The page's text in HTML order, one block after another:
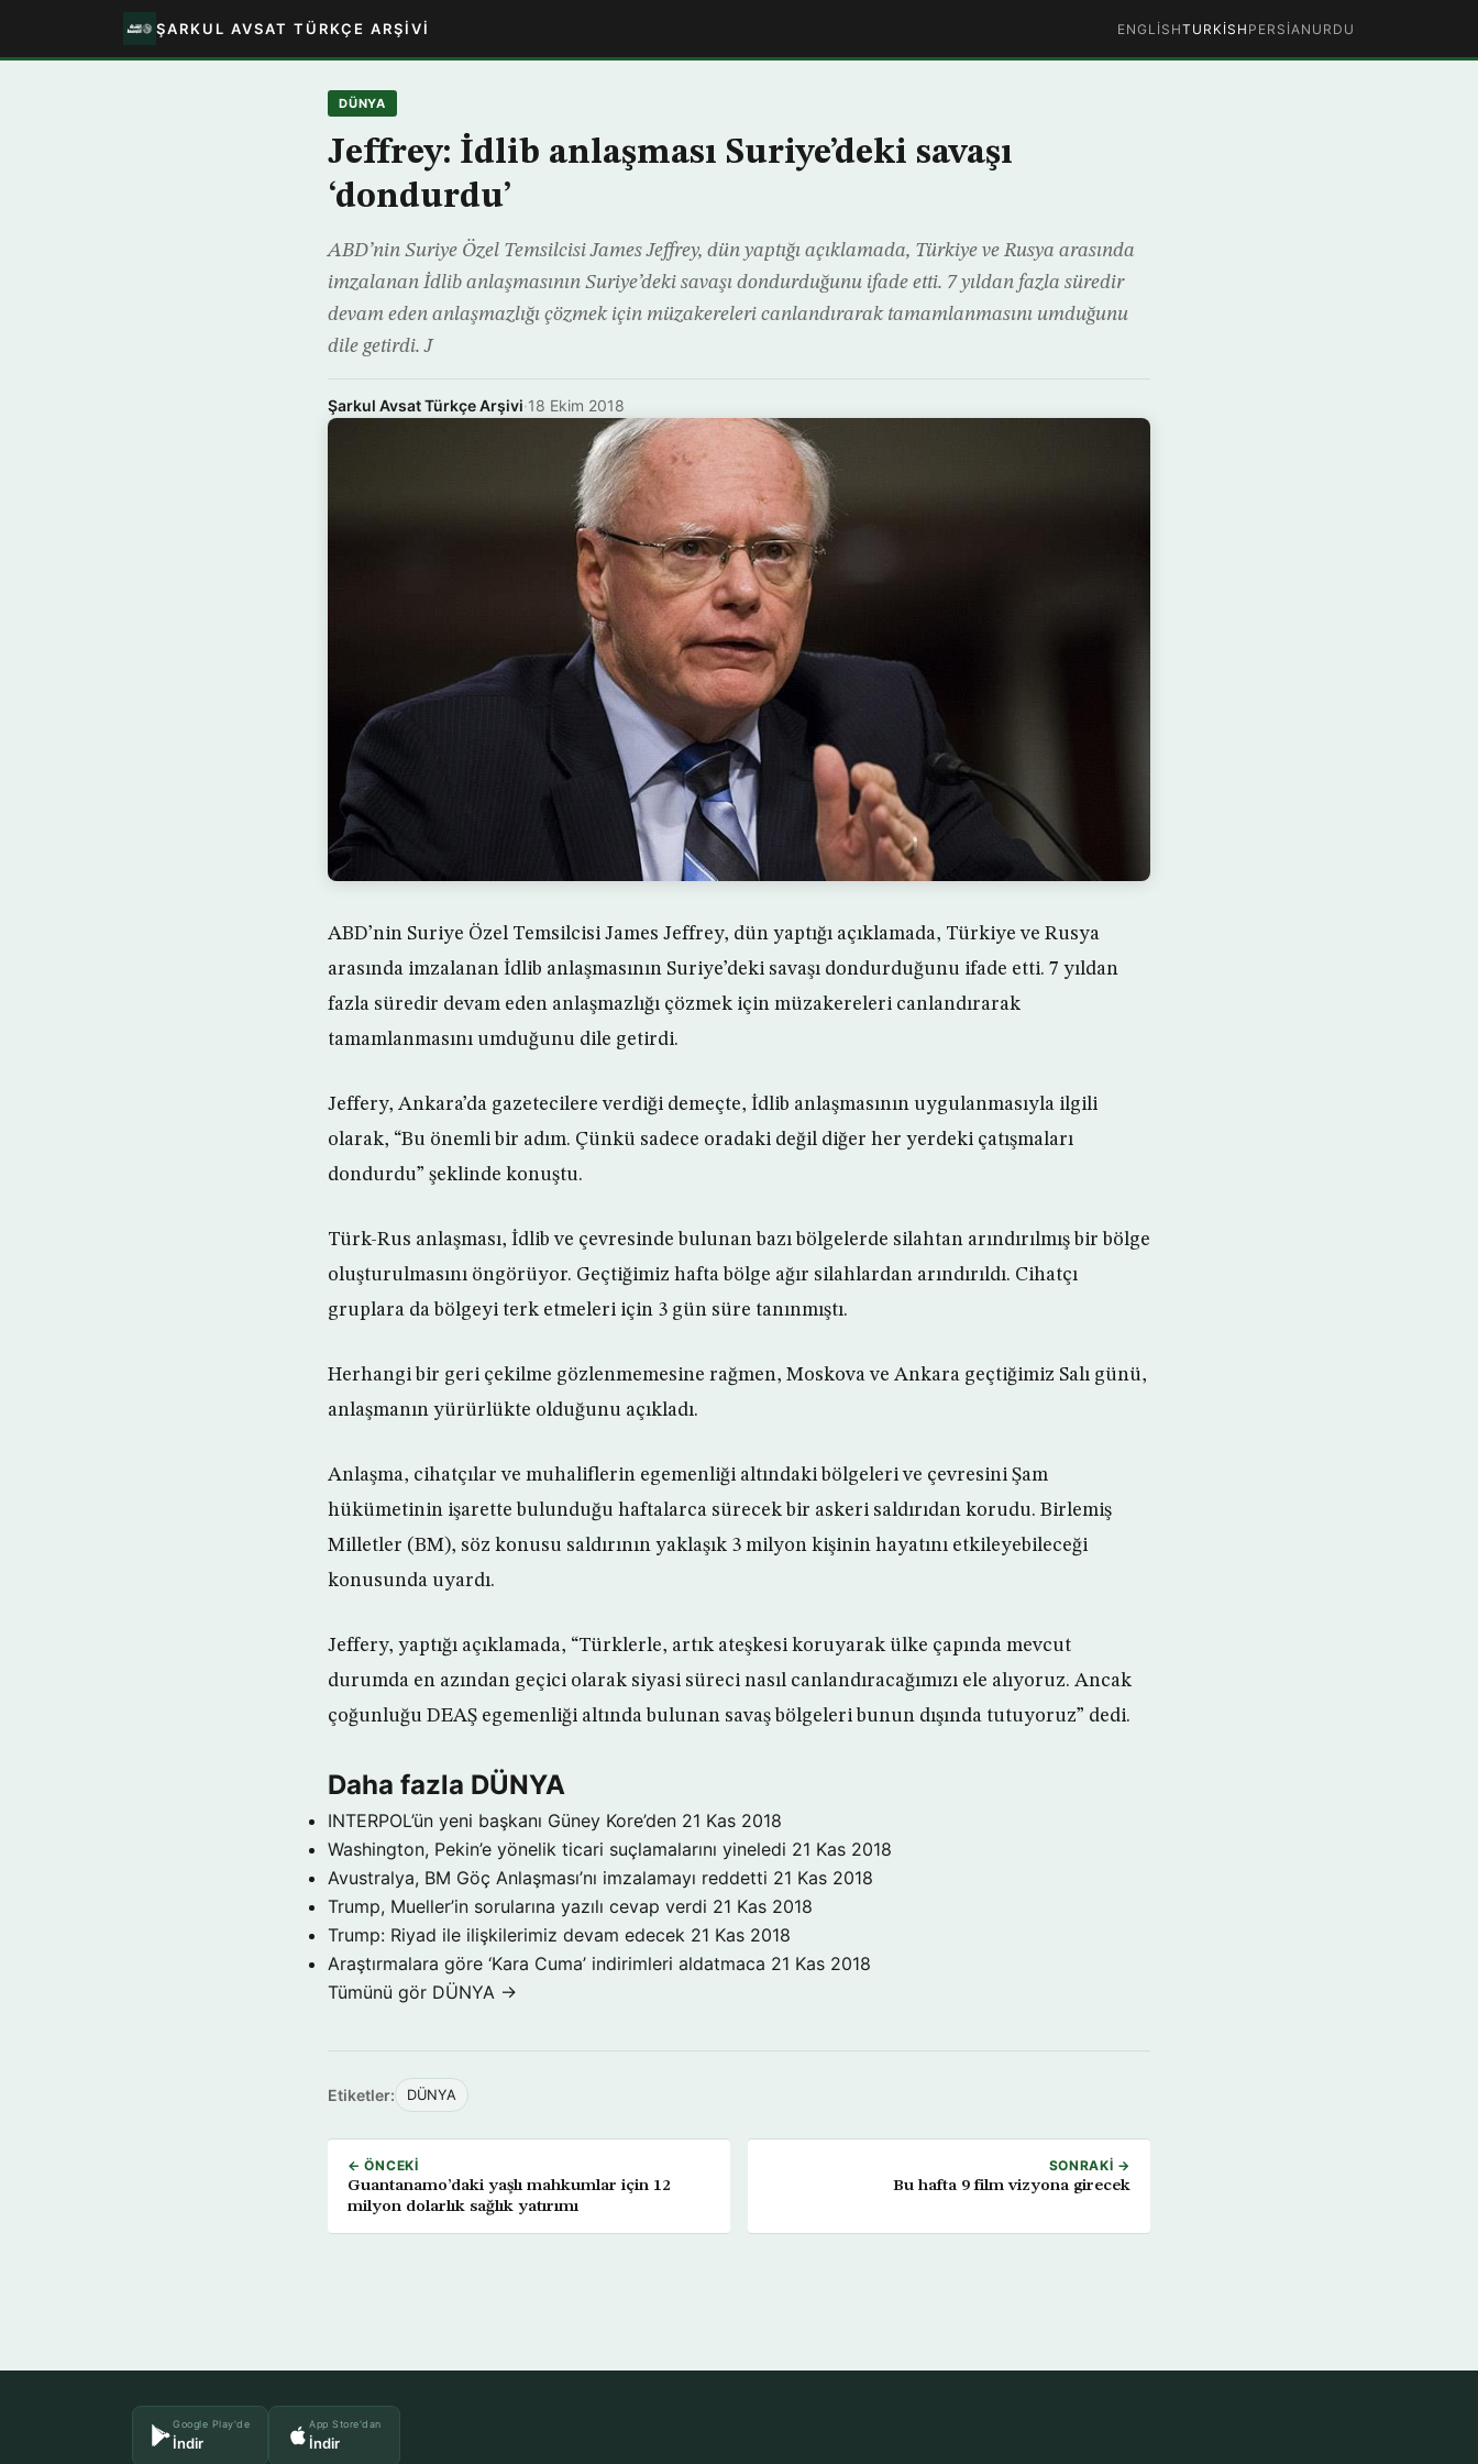
ŞARKUL AVSAT TÜRKÇE ARŞIVI ENGLISHTURKISH PERSIAN URDU
DÜNYA
Jeffrey: İdlib anlaşması Suriye’deki savaşı
‘dondurdu’
ABD’nin Suriye Özel Temsilcisi James Jeffrey, dün yaptığı açıklamada, Türkiye ve Rusya arasında
imzalanan İdlib anlaşmasının Suriye’deki savaşı dondurduğunu ifade etti. 7 yıldan fazla süredir
devam eden anlaşmazlığı çözmek için müzakereleri canlandırarak tamamlanmasını umduğunu
dile getirdi. J
Şarkul Avsat Türkçe Arşivi·18 Ekim 2018
ABD’nin Suriye Özel Temsilcisi James Jeffrey, dün yaptığı açıklamada, Türkiye ve Rusya
arasında imzalanan İdlib anlaşmasının Suriye’deki savaşı dondurduğunu ifade etti. 7 yıldan
fazla süredir devam eden anlaşmazlığı çözmek için müzakereleri canlandırarak
tamamlanmasını umduğunu dile getirdi.
Jeffery, Ankara’da gazetecilere verdiği demeçte, İdlib anlaşmasının uygulanmasıyla ilgili
olarak, “Bu önemli bir adım. Çünkü sadece oradaki değil diğer her yerdeki çatışmaları
dondurdu” şeklinde konuştu.
Türk-Rus anlaşması, İdlib ve çevresinde bulunan bazı bölgelerde silahtan arındırılmış bir bölge
oluşturulmasını öngörüyor. Geçtiğimiz hafta bölge ağır silahlardan arındırıldı. Cihatçı
gruplara da bölgeyi terk etmeleri için 3 gün süre tanınmıştı.
Herhangi bir geri çekilme gözlenmemesine rağmen, Moskova ve Ankara geçtiğimiz Salı günü,
anlaşmanın yürürlükte olduğunu açıkladı.
Anlaşma, cihatçılar ve muhaliflerin egemenliği altındaki bölgeleri ve çevresini Şam
hükümetinin işarette bulunduğu haftalarca sürecek bir askeri saldırıdan korudu. Birlemiş
Milletler (BM), söz konusu saldırının yaklaşık 3 milyon kişinin hayatını etkileyebileceği
konusunda uyardı.
Jeffery, yaptığı açıklamada, “Türklerle, artık ateşkesi koruyarak ülke çapında mevcut
durumda en azından geçici olarak siyasi süreci nasıl canlandıracağımızı ele alıyoruz. Ancak
çoğunluğu DEAŞ egemenliği altında bulunan savaş bölgeleri bunun dışında tutuyoruz” dedi.
Daha fazla DÜNYA
INTERPOL’ün yeni başkanı Güney Kore’den 21 Kas 2018
Washington, Pekin’e yönelik ticari suçlamalarını yineledi 21 Kas 2018
Avustralya, BM Göç Anlaşması’nı imzalamayı reddetti 21 Kas 2018
Trump, Mueller’in sorularına yazılı cevap verdi 21 Kas 2018
Trump: Riyad ile ilişkilerimiz devam edecek 21 Kas 2018
Araştırmalara göre ‘Kara Cuma’ indirimleri aldatmaca 21 Kas 2018
Tümünü gör DÜNYA →
Etiketler: DÜNYA
← ÖNCEKI
Guantanamo’daki yaşlı mahkumlar için 12
milyon dolarlık sağlık yatırımı
SONRAKI →
Bu hafta 9 film vizyona girecek
Google Play'de
İndir
App Store'dan
İndir